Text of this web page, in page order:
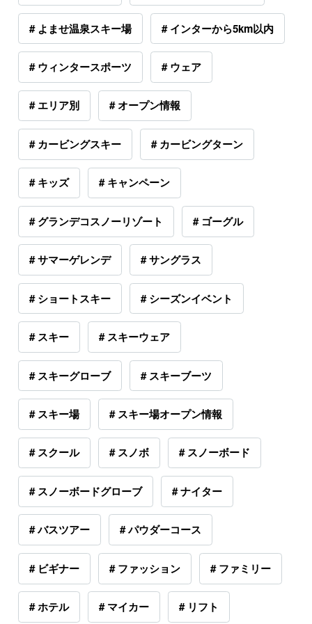
# よませ温泉スキー場 # インターから5km以内
# ウィンタースポーツ # ウェア
# エリア別 # オープン情報
# カービングスキー # カービングターン
# キッズ # キャンペーン
# グランデコスノーリゾート # ゴーグル
# サマーゲレンデ # サングラス
# ショートスキー # シーズンイベント
# スキー # スキーウェア
# スキーグローブ # スキーブーツ
# スキー場 # スキー場オープン情報
# スクール # スノボ # スノーボード
# スノーボードグローブ # ナイター
# バスツアー # パウダーコース
# ビギナー # ファッション # ファミリー
# ホテル # マイカー # リフト